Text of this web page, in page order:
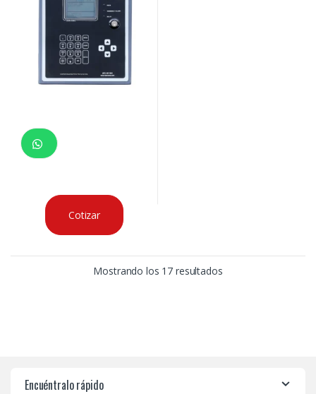
Cotizar
Mostrando los 17 resultados
Encuéntralo rápido